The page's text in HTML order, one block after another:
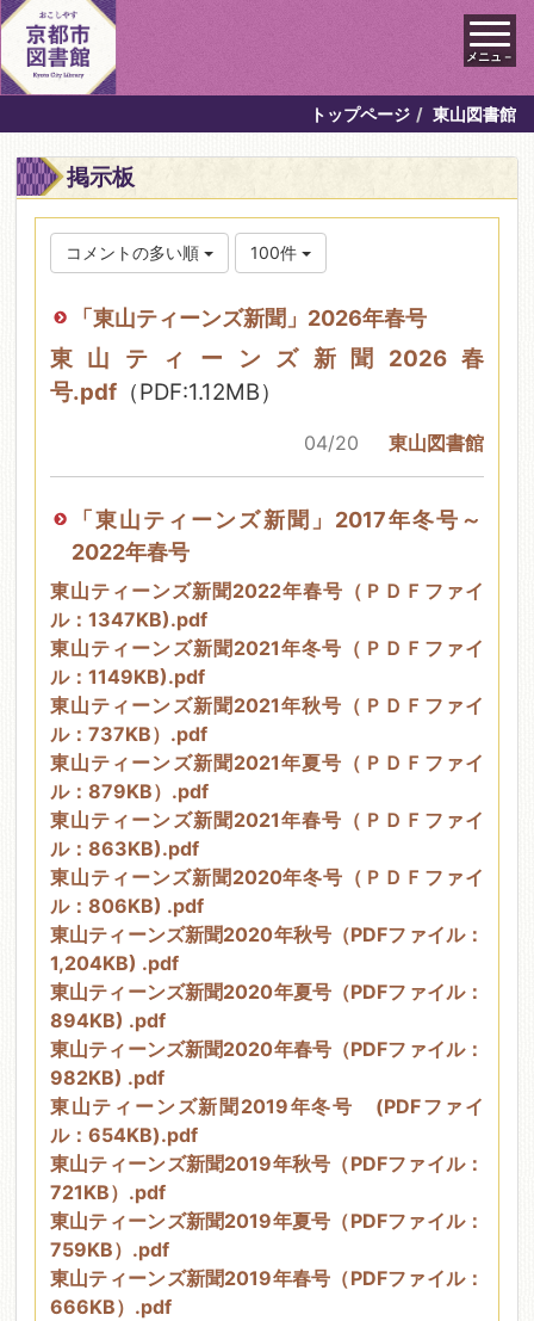
メニュ－
トップページ 東山図書館
掲示板
コメントの多い順 100件
「東山ティーンズ新聞」2026年春号
東山ティーンズ新聞2026春
号.pdf（PDF:1.12MB）
04/20 東山図書館
「東山ティーンズ新聞」2017年冬号～
2022年春号
東山ティーンズ新聞2022年春号（ＰＤＦファイ
ル：1347KB).pdf
東山ティーンズ新聞2021年冬号（ＰＤＦファイ
ル：1149KB).pdf
東山ティーンズ新聞2021年秋号（ＰＤＦファイ
ル：737KB）.pdf
東山ティーンズ新聞2021年夏号（ＰＤＦファイ
ル：879KB）.pdf
東山ティーンズ新聞2021年春号（ＰＤＦファイ
ル：863KB).pdf
東山ティーンズ新聞2020年冬号（ＰＤＦファイ
ル：806KB) .pdf
東山ティーンズ新聞2020年秋号（PDFファイル：
1,204KB) .pdf
東山ティーンズ新聞2020年夏号（PDFファイル：
894KB) .pdf
東山ティーンズ新聞2020年春号（PDFファイル：
982KB) .pdf
東山ティーンズ新聞2019年冬号 (PDFファイ
ル：654KB).pdf
東山ティーンズ新聞2019年秋号（PDFファイル：
721KB）.pdf
東山ティーンズ新聞2019年夏号（PDFファイル：
759KB）.pdf
東山ティーンズ新聞2019年春号（PDFファイル：
666KB）.pdf